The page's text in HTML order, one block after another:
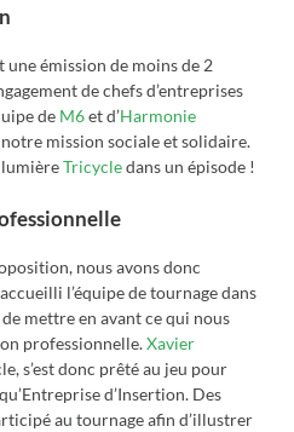
une émission de moins de 2
de chefs d’entreprises
de M6et d’Harmonie
mission sociale et solidaire.
Tricycledans un épisode !
nous avons donc
l’équipe de tournage dans
mettre en avant ce qui nous
professionnelle.Xavier
s’est donc prêté au jeu pour
d’Insertion. Des
au tournage afin d’illustrer